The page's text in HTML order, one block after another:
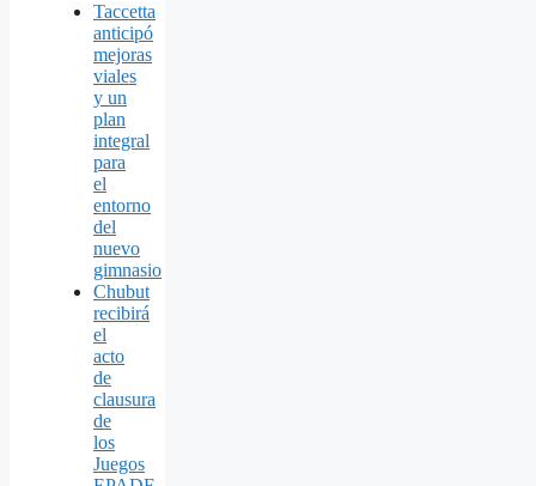
Taccetta
anticipó
mejoras
viales
y un
plan
integral
para
el
entorno
del
nuevo
gimnasio
Chubut
recibirá
el
acto
de
clausura
de
los
Juegos